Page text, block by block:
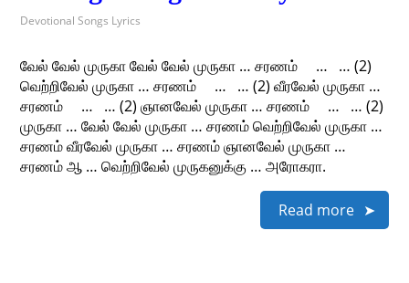
Devotional Songs Lyrics
வேல் வேல் முருகா வேல் வேல் முருகா … சரணம் … … (2)
வெற்றிவேல் முருகா … சரணம் … … (2) வீரவேல் முருகா …
சரணம் … … (2) ஞானவேல் முருகா … சரணம் … … (2)
முருகா … வேல் வேல் முருகா … சரணம் வெற்றிவேல் முருகா …
சரணம் வீரவேல் முருகா … சரணம் ஞானவேல் முருகா …
சரணம் ஆ … வெற்றிவேல் முருகனுக்கு … அரோகரா.
Read more